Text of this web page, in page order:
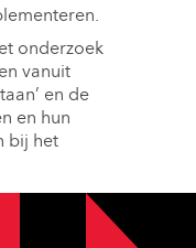
onderzoek
vanuit
en de
en hun
bij het